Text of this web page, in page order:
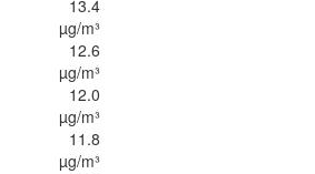
13.4
µg/m³
12.6
µg/m³
12.0
µg/m³
11.8
µg/m³